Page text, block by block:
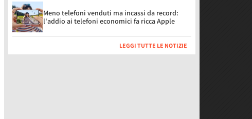
Meno telefoni venduti ma incassi da record:
l'addio ai telefoni economici fa ricca Apple
LEGGI TUTTE LE NOTIZIE